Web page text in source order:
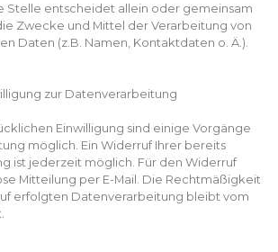
Stelle entscheidet allein oder gemeinsam
Zwecke und Mittel der Verarbeitung von
Daten (z.B. Namen, Kontaktdaten o. Ä.).
zur Datenverarbeitung
Einwilligung sind einige Vorgänge
möglich. Ein Widerruf Ihrer bereits
ist jederzeit möglich. Für den Widerruf
Mitteilung per E-Mail. Die Rechtmäßigkeit
erfolgten Datenverarbeitung bleibt vom